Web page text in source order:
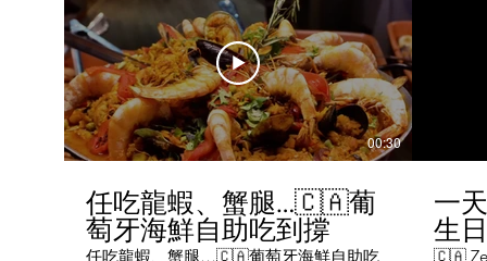
00:30
任吃龍蝦、蟹腿…🇨🇦葡
萄牙海鮮自助吃到撐
任吃龍蝦、蟹腿…🇨🇦葡萄牙海鮮自助吃
一
生
🇨🇦